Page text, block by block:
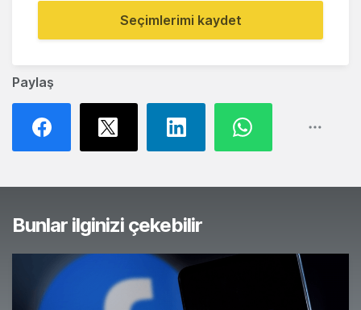
Paylaş
Seçimlerimi kaydet
Bunlar ilginizi çekebilir